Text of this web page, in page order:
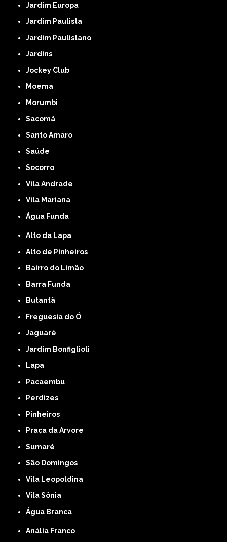
Jardim Europa
Jardim Paulista
Jardim Paulistano
Jardins
Jockey Club
Moema
Morumbi
Sacomã
Santo Amaro
Saúde
Socorro
Vila Andrade
Vila Mariana
Água Funda
Alto da Lapa
Alto de Pinheiros
Bairro do Limão
Barra Funda
Butantã
Freguesia do Ó
Jaguaré
Jardim Bonfiglioli
Lapa
Pacaembu
Perdizes
Pinheiros
Praça da Arvore
Sumaré
São Domingos
Vila Leopoldina
Vila Sônia
Água Branca
Anália Franco